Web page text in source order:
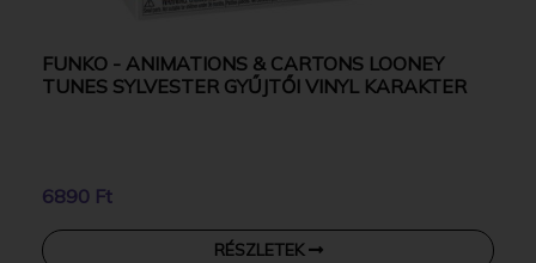
FUNKO - ANIMATIONS & CARTONS LOONEY
TUNES SYLVESTER GYŰJTŐI VINYL KARAKTER
6890 Ft
RÉSZLETEK